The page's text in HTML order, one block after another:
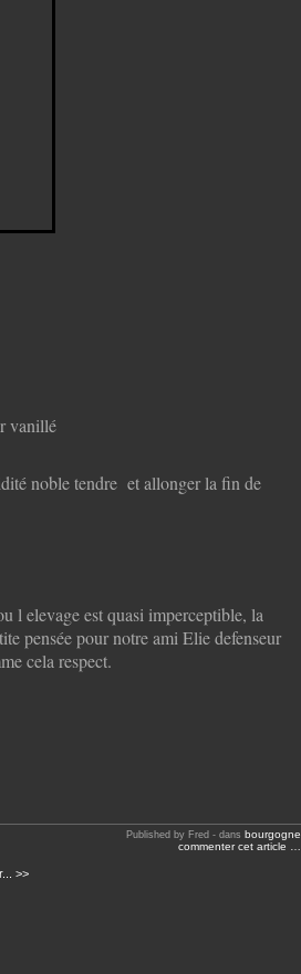
vanillé
noble tendre et allonger la fin de
l elevage est quasi imperceptible, la
pensée pour notre ami Elie defenseur
cela respect.
Published by Fred -dans bourgogne
commenter cet article
>>